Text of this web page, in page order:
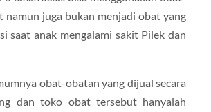
namun juga bukan menjadi obat yang
saat anak mengalami sakit Pilek dan
obat-obatan yang dijual secara
dan toko obat tersebut hanyalah